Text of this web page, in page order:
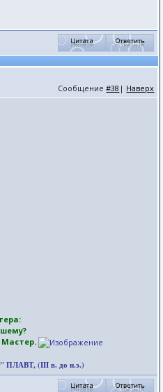
Сообщение#38 | Наверх
Мастер.
ПЛАВТ, (III в. до н.э.)